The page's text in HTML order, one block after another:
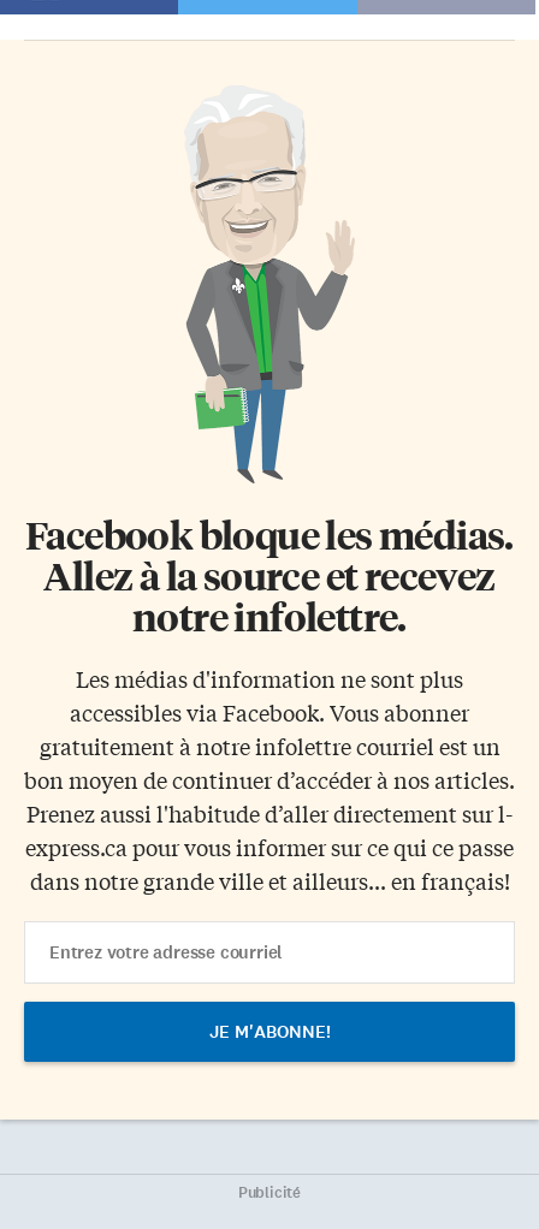
Facebook bloque les médias.
Allez à la source et recevez
notre infolettre.
Les médias d'information ne sont plus
accessibles via Facebook. Vous abonner
gratuitement à notre infolettre courriel est un
bon moyen de continuer d’accéder à nos articles.
Prenez aussi l'habitude d’aller directement sur l-
express.ca pour vous informer sur ce qui ce passe
dans notre grande ville et ailleurs... en français!
Address
Publicité